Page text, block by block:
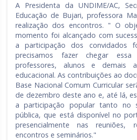
A Presidenta da UNDIME/AC,
Educação de Bujari, professora
realização dos encontros. " O
momento foi alcançado com
a participação dos convidados
precisamos fazer chegar
professores, alunos e demais
educacional. As contribuições ao
Base Nacional Comum Curricular
de dezembro deste ano e, até lá,
a participação popular tanto no
pública, que está disponível no
presencialmente nas reuniões,
encontros e seminários."